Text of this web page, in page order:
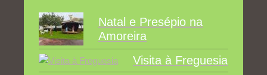
Natal e Presépio na
Amoreira
Visita à Freguesia